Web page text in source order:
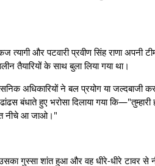
और पटवारी प्रवीण सिंह राणा अपनी
तैयारियों के साथ बुला लिया गया था।
अधिकारियों ने बल प्रयोग या जल्दबाजी
बंधाते हुए भरोसा दिलाया गया कि—"तुम्हारी
नीचे आ जाओ।"
गुस्सा शांत हुआ और वह धीरे-धीरे टावर से